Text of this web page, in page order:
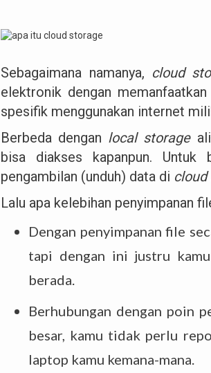
Sebagaimana namanya, cloud
elektronik dengan
spesifik menggunakan internet
Berbeda dengan local storage
bisa diakses kapanpun. Untuk
pengambilan (unduh) data di cloud
Lalu apa kelebihan penyimpanan
Dengan penyimpanan file
tapi dengan ini justru
berada.
Berhubungan dengan poin
besar, kamu tidak perlu
laptop kamu kemana-mana.